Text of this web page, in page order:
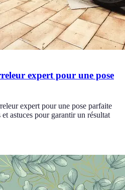
expert pour une pose
expert pour une pose parfaite
astuces pour garantir un résultat